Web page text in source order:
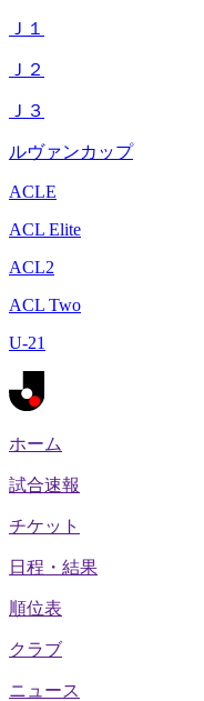
Ｊ１
Ｊ２
Ｊ３
ルヴァンカップ
ACLE
ACL Elite
ACL2
ACL Two
U-21
ホーム
試合速報
チケット
日程・結果
順位表
クラブ
ニュース